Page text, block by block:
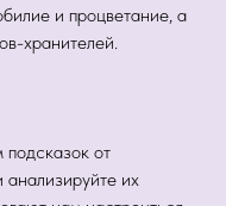
и процветание, а
хранителей.
от
их